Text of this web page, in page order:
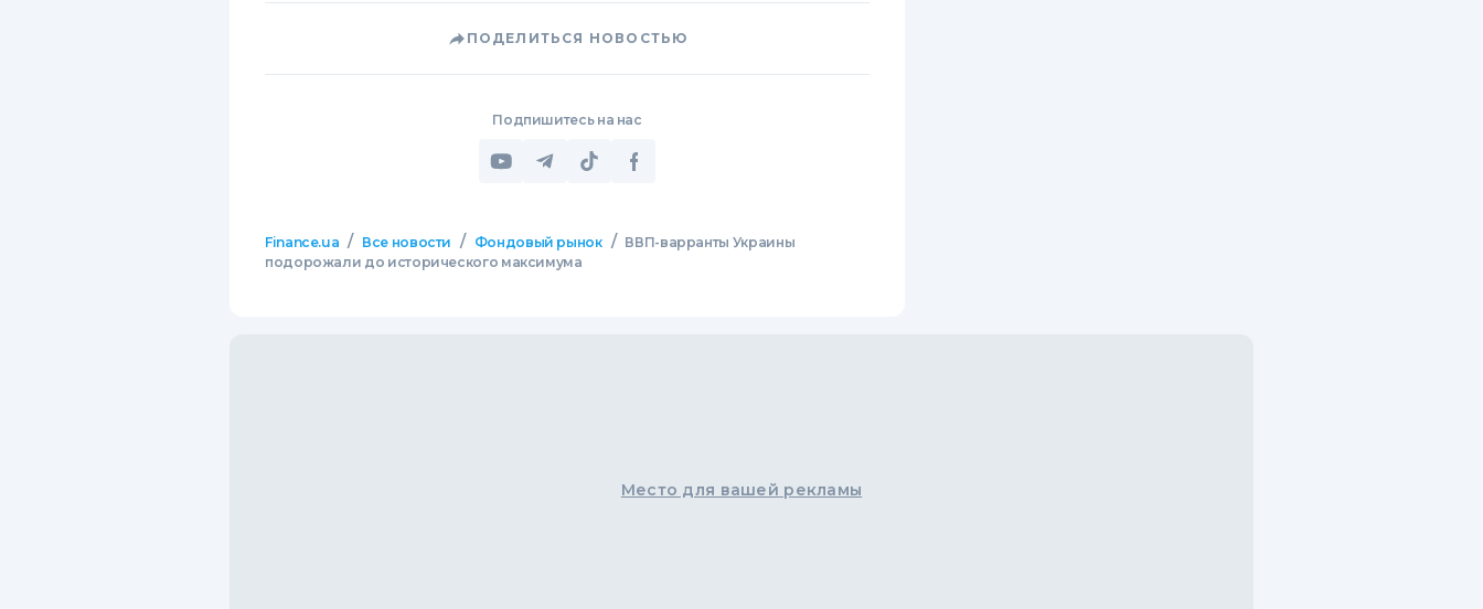
ПОДЕЛИТЬСЯ НОВОСТЬЮ
Подпишитесь на нас
Finance.ua / Все новости / Фондовый рынок / ВВП-варранты Украины
подорожали до исторического максимума
Место для вашей рекламы